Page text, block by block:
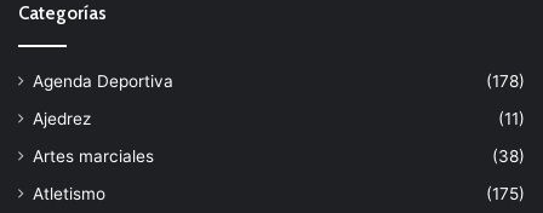
Categorías
Agenda Deportiva
(178)
Ajedrez
(11)
Artes marciales
(38)
Atletismo
(175)